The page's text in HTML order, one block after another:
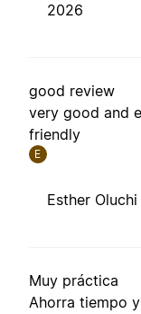
2026
good review
very good and
friendly
E
Esther Oluchi
Muy práctica
Ahorra tiempo